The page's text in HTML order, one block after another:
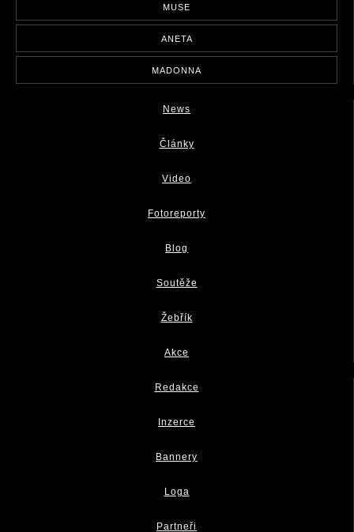
MUSE
ANETA
MADONNA
News
Články
Video
Fotoreporty
Blog
Soutěže
Žebřík
Akce
Redakce
Inzerce
Bannery
Loga
Partneři